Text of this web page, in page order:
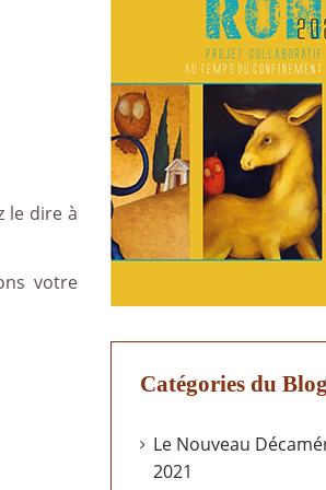
le dire à
votre
Catégories du Blog
Le Nouveau
2021